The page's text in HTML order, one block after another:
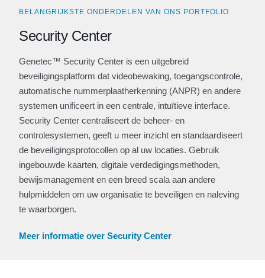
BELANGRIJKSTE ONDERDELEN VAN ONS PORTFOLIO
Security Center
Genetec™ Security Center is een uitgebreid
beveiligingsplatform dat videobewaking, toegangscontrole,
automatische nummerplaatherkenning (ANPR) en andere
systemen unificeert in een centrale, intuïtieve interface.
Security Center centraliseert de beheer- en
controlesystemen, geeft u meer inzicht en standaardiseert
de beveiligingsprotocollen op al uw locaties. Gebruik
ingebouwde kaarten, digitale verdedigingsmethoden,
bewijsmanagement en een breed scala aan andere
hulpmiddelen om uw organisatie te beveiligen en naleving
te waarborgen.
Meer informatie over Security Center